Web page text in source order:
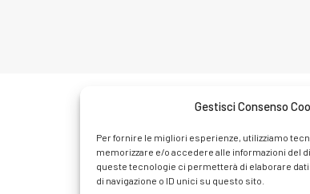
Gestisci Consenso
Per fornire le migliori esperienze, utilizziamo
memorizzare e/o accedere alle informazioni del
queste tecnologie ci permetterà di elaborare
di navigazione o ID unici su questo sito.